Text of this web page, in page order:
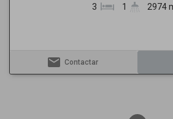
3 1 2974
email Contactar